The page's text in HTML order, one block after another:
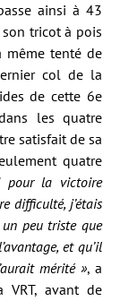
ainsi à 43
tricot à pois
même tenté de
col de la
de cette 6e
les quatre
satisfait de sa
quatre
pour la victoire
difficulté, j’étais
un peu triste que
et qu’il
mérité », a
VRT, avant de